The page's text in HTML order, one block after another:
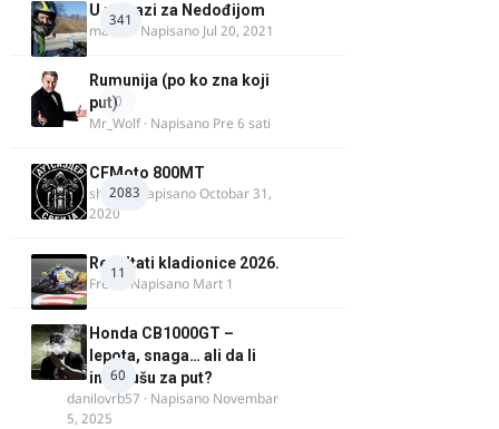
341
U potrazi za Nedođijom
makikt · Napisano Jul 20, 2021
0
Rumunija (po ko zna koji
put)
Mr_Wolf· Napisano Pre 6 sati
2083
CFMoto 800MT
shlem· NapisanoOctobar 31,
2020
11
Rezultati kladionice 2026.
Fredi · Napisano Mart 1
60
Honda CB1000GT –
lepota, snaga… ali da li
ima dušu za put?
danilovrb57 · Napisano Novembar
5, 2025